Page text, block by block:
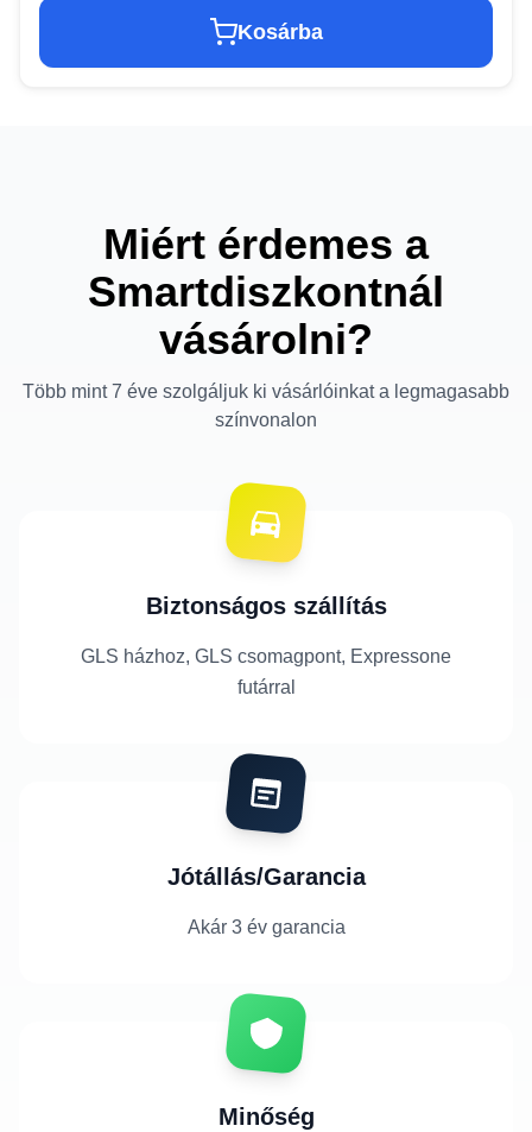
Kosárba
Miért érdemes a
Smartdiszkontnál
vásárolni?
Több mint 7 éve szolgáljuk ki vásárlóinkat a legmagasabb
színvonalon
Biztonságos szállítás
GLS házhoz, GLS csomagpont, Expressone
futárral
Jótállás/Garancia
Akár 3 év garancia
Minőség